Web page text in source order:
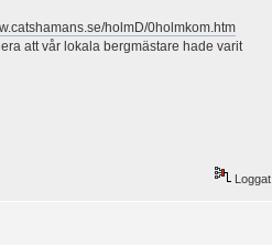
holmD/0holmkom.htm
att vår lokala bergmästare hade varit
Loggat